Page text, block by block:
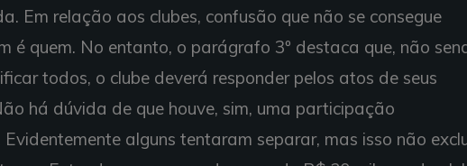
Em relação aos clubes, confusão que não se consegue
é quem. No entanto, o parágrafo 3º destaca que, não
todos, o clube deverá responder pelos atos de seus
há dúvida de que houve, sim, uma participação
alguns tentaram separar, mas isso não